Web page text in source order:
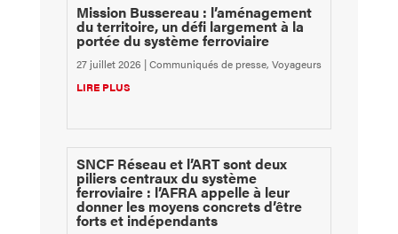
Mission Bussereau : l’aménagement
du territoire, un défi largement à la
portée du système ferroviaire
27 juillet 2026 |Communiqués de presse, Voyageurs
LIRE PLUS
SNCF Réseau et l’ART sont deux
piliers centraux du système
ferroviaire : l’AFRA appelle à leur
donner les moyens concrets d’être
forts et indépendants